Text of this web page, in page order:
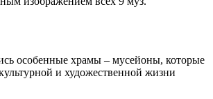
особенные храмы – мусейоны, которые
и художественной жизни